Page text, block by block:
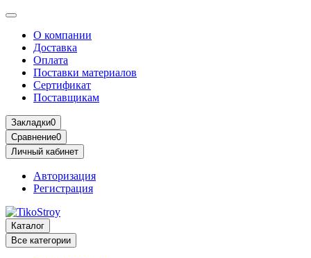
О компании
Доставка
Оплата
Поставки материалов
Сертификат
Поставщикам
Закладки0
Сравнение0
Личный кабинет
Авторизация
Регистрация
Каталог
Все категории